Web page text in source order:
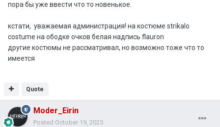
пора бы уже ввести что то новенькое.
кстати, уважаемая администрация! на костюме strikalo
costume на ободке очков белая надпись flauron
другие костюмы не рассматривал, но возможно тоже что то
имеется
Quote
Moder_Eirin
Posted October 19, 2025